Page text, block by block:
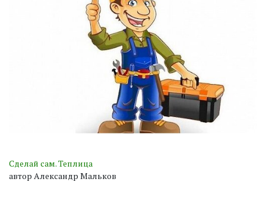
Сделай сам. Теплица
автор Александр Мальков